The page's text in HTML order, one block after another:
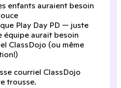
enfants auraient besoin
Play Day PD — juste
équipe aurait besoin
ClassDojo (ou même
courriel ClassDojo
trousse.